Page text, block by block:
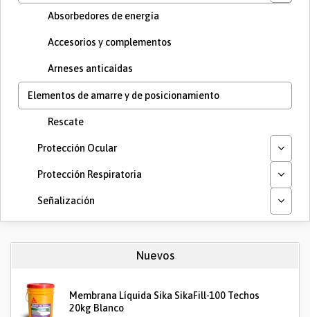
Absorbedores de energía
Accesorios y complementos
Arneses anticaídas
Elementos de amarre y de posicionamiento
Rescate
Protección Ocular
Protección Respiratoria
Señalización
Nuevos
Membrana Líquida Sika SikaFill-100 Techos
20kg Blanco